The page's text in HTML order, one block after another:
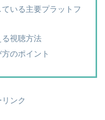
いる主要プラットフ
視聴方法
のポイント
ンク